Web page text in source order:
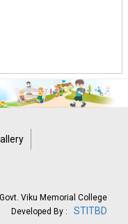
Viku Memorial College
Developed By :
STITBD